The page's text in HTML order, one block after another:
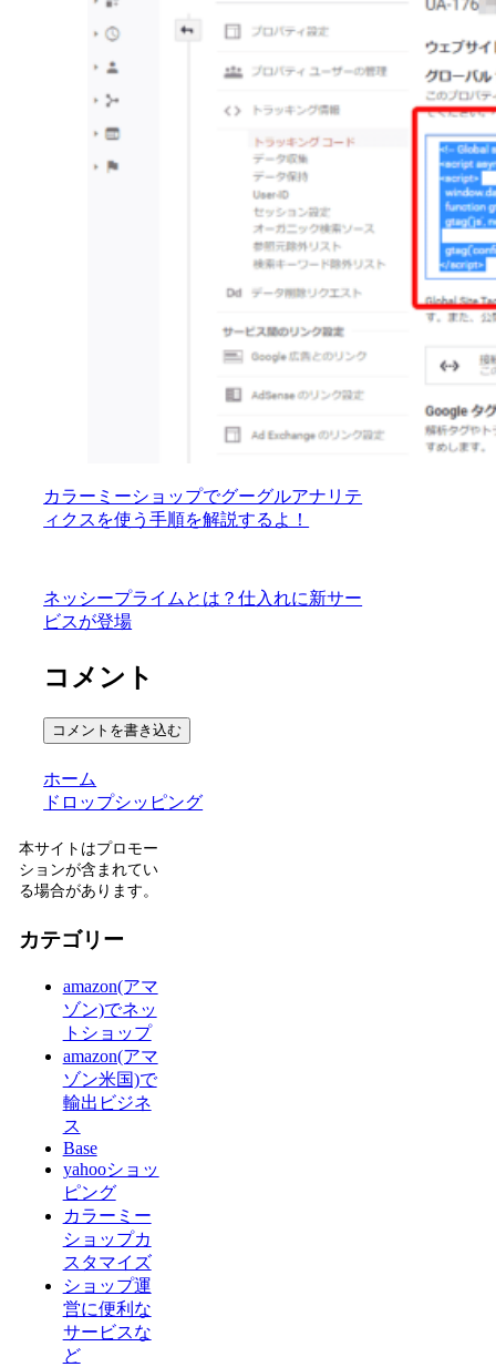
カラーミーショップでグーグルアナリテ
ィクスを使う手順を解説するよ！
ネッシープライムとは？仕入れに新サー
ビスが登場
コメント
コメントを書き込む
ホーム
ドロップシッピング
本サイトはプロモー
ションが含まれてい
る場合があります。
カテゴリー
amazon(アマ
ゾン)でネッ
トショップ
amazon(アマ
ゾン米国)で
輸出ビジネ
ス
Base
yahooショッ
ピング
カラーミー
ショップカ
スタマイズ
ショップ運
営に便利な
サービスな
ど